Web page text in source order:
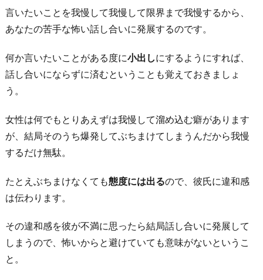
合
い
終
わ
ら
そ
の
度
の
関
係
言いたいことを我慢して我慢して限界まで我慢するから、
あなたの苦手な怖い話し合いに発展するのです。
何か言いたいことがある度に小出しにするようにすれば、
話し合いにならずに済むということも覚えておきましょ
う。
女性は何でもとりあえずは我慢して溜め込む癖があります
が、結局そのうち爆発してぶちまけてしまうんだから我慢
するだけ無駄。
たとえぶちまけなくても態度には出るので、彼氏に違和感
は伝わります。
その違和感を彼が不満に思ったら結局話し合いに発展して
しまうので、怖いからと避けていても意味がないというこ
と。